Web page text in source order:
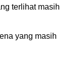
terlihat masih
yang masih